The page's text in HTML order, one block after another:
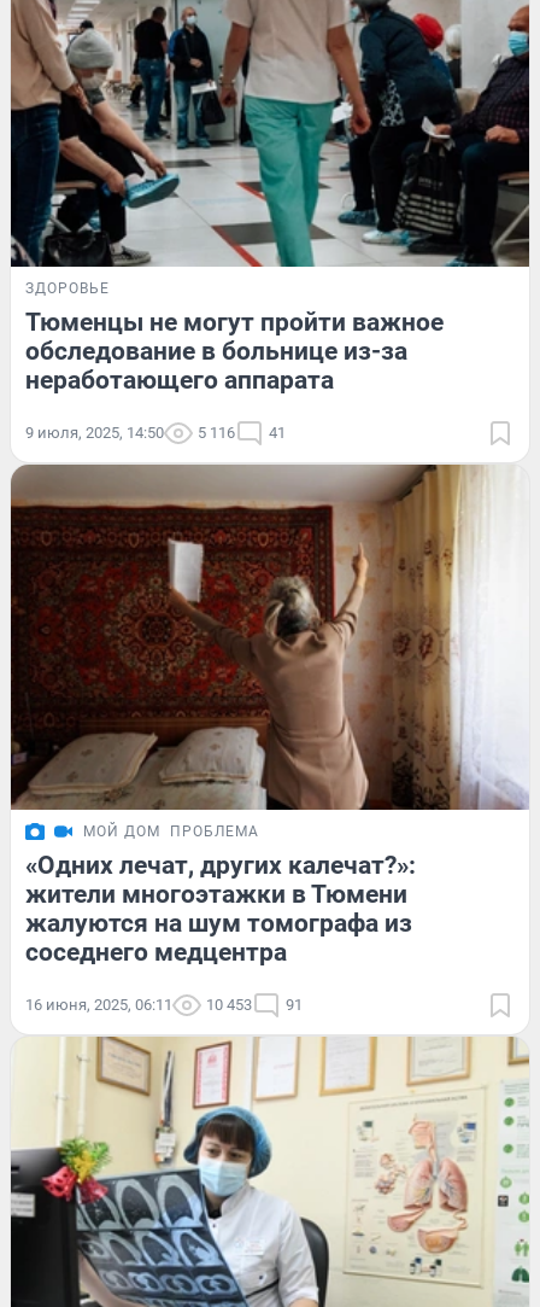
ЗДОРОВЬЕ
Тюменцы не могут пройти важное
обследование в больнице из-за
неработающего аппарата
9 июля, 2025, 14:50 5 116 41
МОЙ ДОМ ПРОБЛЕМА
«Одних лечат, других калечат?»:
жители многоэтажки в Тюмени
жалуются на шум томографа из
соседнего медцентра
16 июня, 2025, 06:11 10 453 91